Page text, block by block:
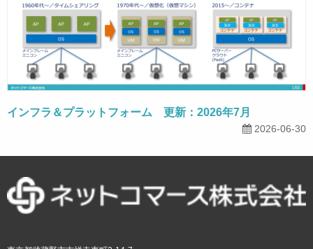
インフラ＆プラットフォーム 更新：2026年7月
2026-06-30